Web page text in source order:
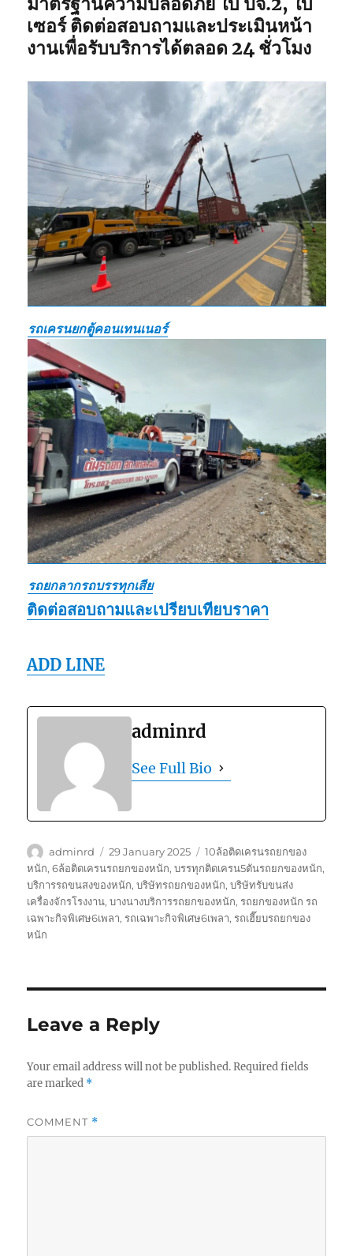
เซอร์ ติดต่อสอบถามและประเมินหน้า
งานเพื่อรับบริการได้ตลอด 24 ชั่วโมง
รถเครนยกตู้คอนเทนเนอร์
รถยกลากรถบรรทุกเสีย
ติดต่อสอบถามและเปรียบเทียบราคา
ADD LINE
adminrd
See Full Bio
Author
adminrd
Posted
on
29 January 2025 Tags
10ล้อติดเครนรถยกของ
หนัก,6ล้อติดเครนรถยกของหนัก,บรรทุกติดเครน5ตันรถยกของหนัก,
บริการรถขนสงของหนัก,บริษัทรถยกของหนัก,บริษัทรับขนส่ง
เครื่องจักรโรงงาน,บางนางบริการรถยกของหนัก,รถยกของหนัก รถ
เฉพาะกิจพิเศษ6เพลา,รถเฉพาะกิจพิเศษ6เพลา,รถเฮี๊ยบรถยกของ
หนัก
Leave a Reply
Your email address will not be published. Required fields
are marked *
COMMENT *